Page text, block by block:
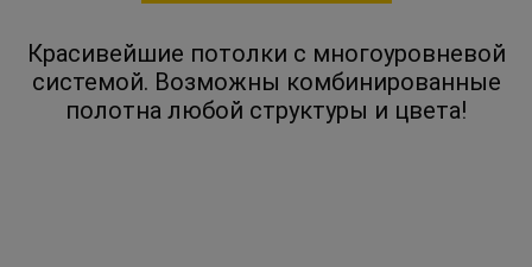
Красивейшие потолки с многоуровневой
системой. Возможны комбинированные
полотна любой структуры и цвета!